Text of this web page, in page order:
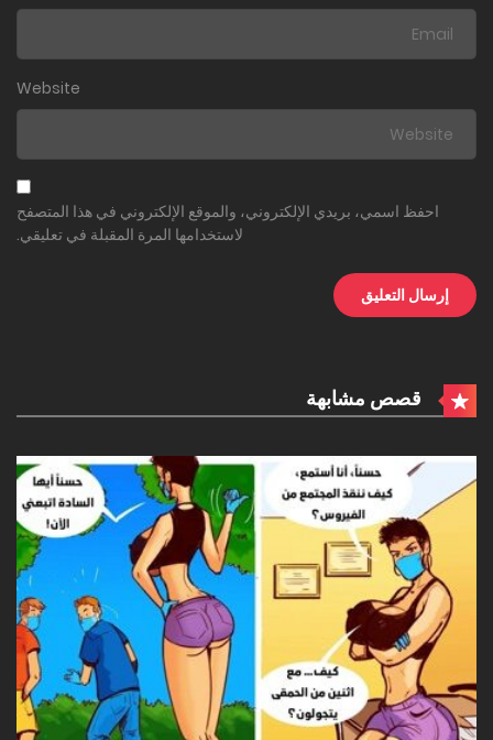
Website
احفظ اسمي، بريدي الإلكتروني، والموقع الإلكتروني في هذا المتصفح
لاستخدامها المرة المقبلة في تعليقي.
قصص مشابهة